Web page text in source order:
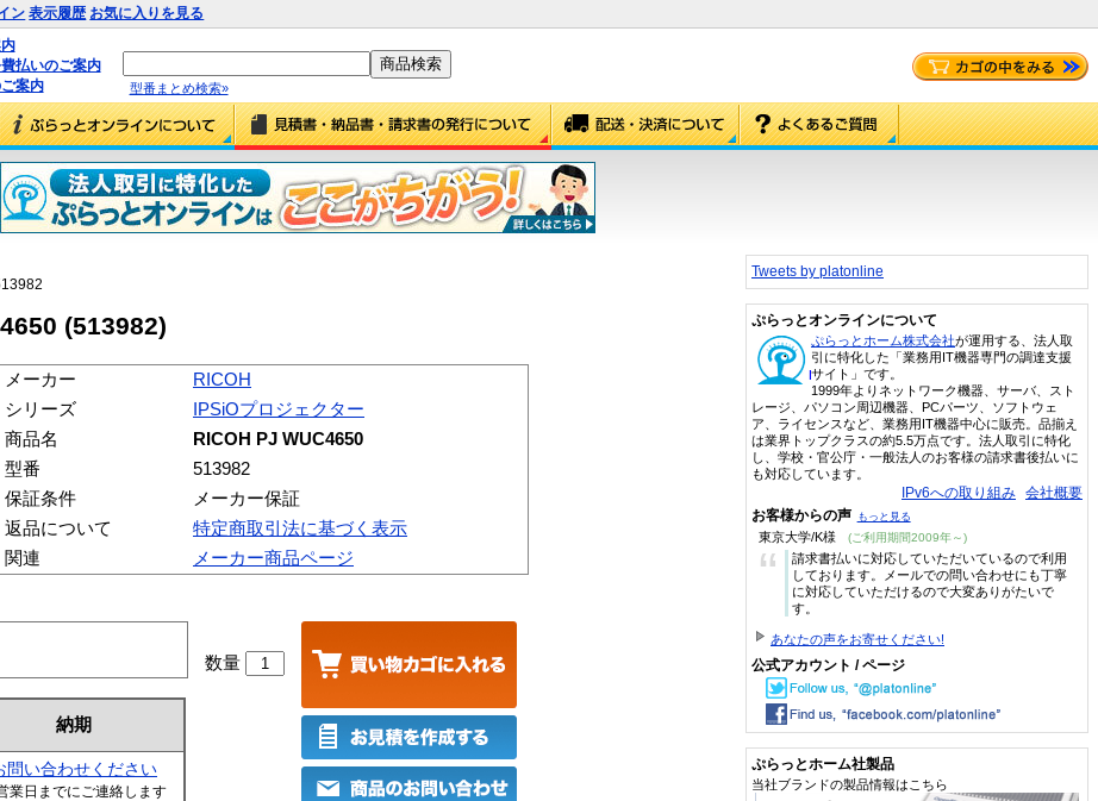
ン 表示履歴 お気に入りを見る
払いのご案内
案内
型番まとめ検索»
(513982)
メーカー
RICOH
シリーズ
IPSiOプロジェクター
商品名
RICOH PJ WUC4650
型番
513982
保証条件
メーカー保証
返品について
特定商取引法に基づく表示
関連
メーカー商品ページ
納期
問い合わせください
業日までにご連絡します
数量
Tweets by platonline
ぷらっとオンラインについて
ぷらっとホーム株式会社が運用する、法人取
引に特化した「業務用IT機器専門の調達支援
サイト」です。
1999年よりネットワーク機器、サーバ、スト
レージ、パソコン周辺機器、PCパーツ、ソフトウェ
ア、ライセンスなど、業務用IT機器中心に販売。品揃え
は業界トップクラスの約5.5万点です。法人取引に特化
し、学校・官公庁・一般法人のお客様の請求書後払いに
も対応しています。
IPv6への取り組み 会社概要
お客様からの声 もっと見る
東京大学/K様 (ご利用期間2009年～)
“
請求書払いに対応していただいているので利用
しております。メールでの問い合わせにも丁寧
に対応していただけるので大変ありがたいで
す。
あなたの声をお寄せください!
公式アカウント / ページ
ぷらっとホーム社製品
当社ブランドの製品情報はこちら